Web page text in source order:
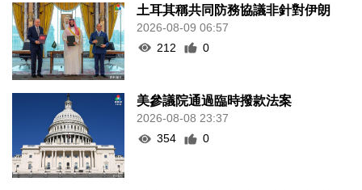
土耳其稱共同防務協議非針對伊朗
2026-08-09 06:57
212
0
美參議院通過臨時撥款法案
2026-08-08 23:37
354
0